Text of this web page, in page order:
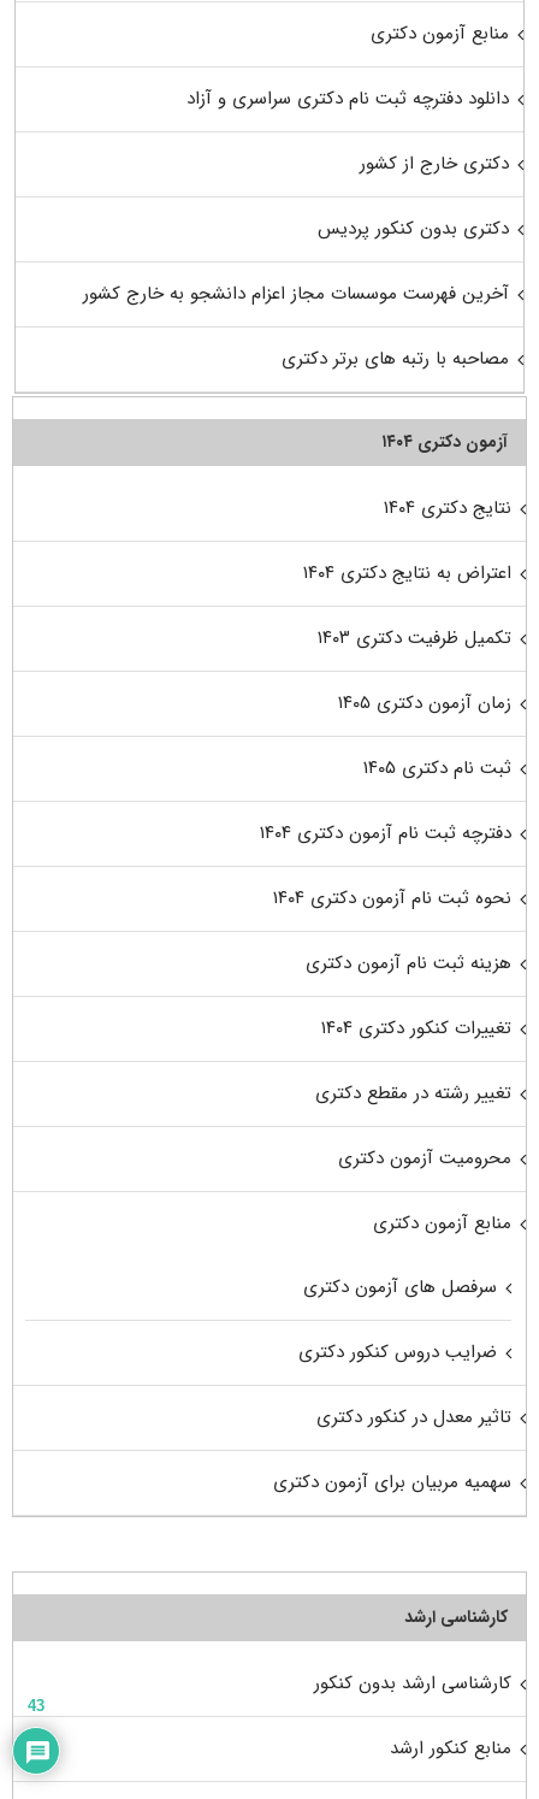
منابع آزمون دکتری
دانلود دفترچه ثبت نام دکتری سراسری و آزاد
دکتری خارج از کشور
دکتری بدون کنکور پردیس
آخرین فهرست موسسات مجاز اعزام دانشجو به خارج کشور
مصاحبه با رتبه های برتر دکتری
آزمون دکتری ۱۴۰۴
نتایج دکتری ۱۴۰۴
اعتراض به نتایج دکتری ۱۴۰۴
تکمیل ظرفیت دکتری ۱۴۰۳
زمان آزمون دکتری ۱۴۰۵
ثبت نام دکتری ۱۴۰۵
دفترچه ثبت نام آزمون دکتری ۱۴۰۴
نحوه ثبت نام آزمون دکتری ۱۴۰۴
هزینه ثبت نام آزمون دکتری
تغییرات کنکور دکتری ۱۴۰۴
تغییر رشته در مقطع دکتری
محرومیت آزمون دکتری
منابع آزمون دکتری
سرفصل های آزمون دکتری
ضرایب دروس کنکور دکتری
تاثیر معدل در کنکور دکتری
سهمیه مربیان برای آزمون دکتری
کارشناسی ارشد
کارشناسی ارشد بدون کنکور
منابع کنکور ارشد
43